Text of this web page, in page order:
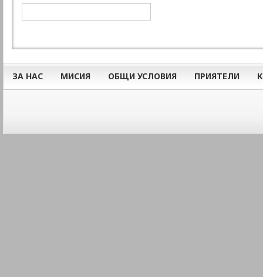
ЗА НАС МИСИЯ ОБЩИ УСЛОВИЯ ПРИЯТЕЛИ